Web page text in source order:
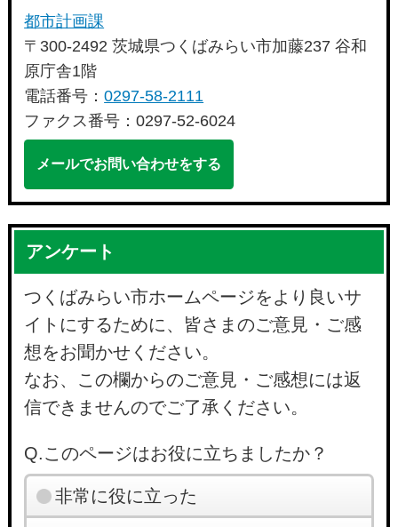
都市計画課
〒300-2492 茨城県つくばみらい市加藤237 谷和
原庁舎1階
電話番号：0297-58-2111
ファクス番号：0297-52-6024
メールでお問い合わせをする
アンケート
つくばみらい市ホームページをより良いサ
イトにするために、皆さまのご意見・ご感
想をお聞かせください。
なお、この欄からのご意見・ご感想には返
信できませんのでご了承ください。
Q.このページはお役に立ちましたか？
非常に役に立った